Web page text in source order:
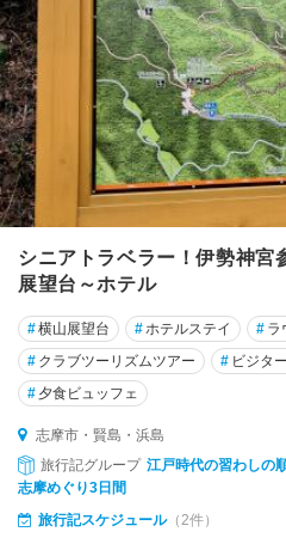
シニアトラベラー！伊勢神宮
展望台～ホテル
#横山展望台 #ホテルステイ # ラ
# クラブツーリズムツアー # ビジタ
# 夕食ビュッフェ
志摩市・賢島・浜島
旅行記グループ 江戸時代の習わしの
志摩めぐり3日間
旅行記スケジュール（2件）